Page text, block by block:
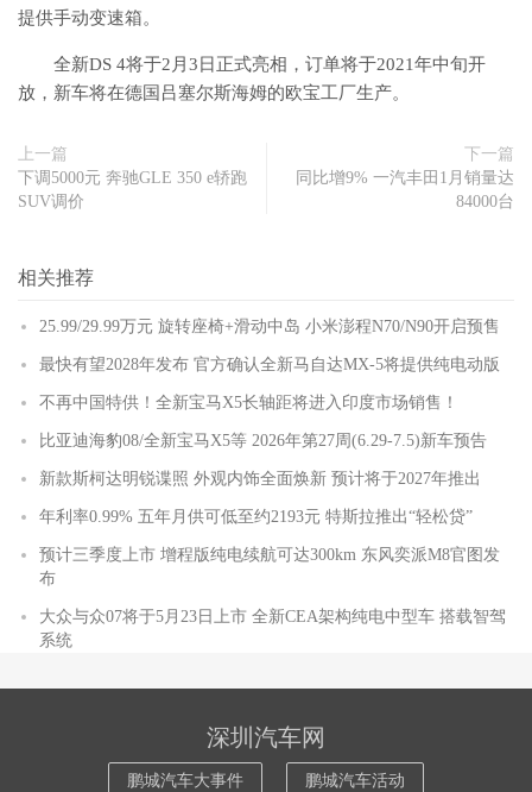
提供手动变速箱。
全新DS 4将于2月3日正式亮相，订单将于2021年中旬开
放，新车将在德国吕塞尔斯海姆的欧宝工厂生产。
上一篇
下调5000元 奔驰GLE 350 e轿跑
SUV调价
下一篇
同比增9% 一汽丰田1月销量达
84000台
相关推荐
25.99/29.99万元 旋转座椅+滑动中岛 小米澎程N70/N90开启预售
最快有望2028年发布 官方确认全新马自达MX-5将提供纯电动版
不再中国特供！全新宝马X5长轴距将进入印度市场销售！
比亚迪海豹08/全新宝马X5等 2026年第27周(6.29-7.5)新车预告
新款斯柯达明锐谍照 外观内饰全面焕新 预计将于2027年推出
年利率0.99% 五年月供可低至约2193元 特斯拉推出“轻松贷”
预计三季度上市 增程版纯电续航可达300km 东风奕派M8官图发
布
大众与众07将于5月23日上市 全新CEA架构纯电中型车 搭载智驾
系统
深圳汽车网
鹏城汽车大事件 鹏城汽车活动